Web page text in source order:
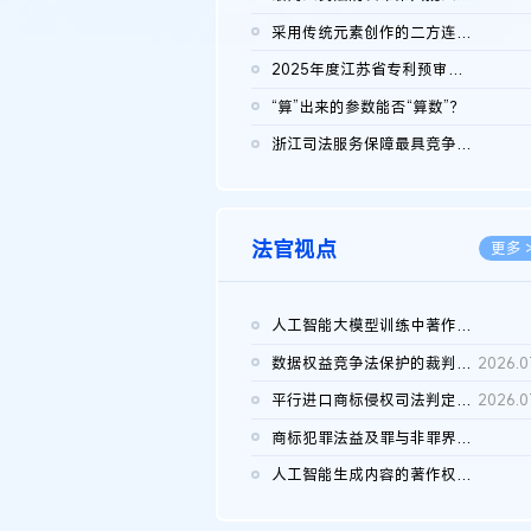
采用传统元素创作的二方连续装饰图案作品的独创性及侵权对比认定
2025年度江苏省专利预审典型案例
“算”出来的参数能否“算数”？
浙江司法服务保障最具竞争力营商环境建设典型案例（第二批）含侵...
法官视点 更多
人工智能大模型训练中著作权的合理使用
数据权益竞争法保护的裁判路径构建
平行进口商标侵权司法判定规则的困境与纾解
商标犯罪法益及罪与非罪界限研究
人工智能生成内容的著作权司法认定：演进逻辑、现实困境与规则建...